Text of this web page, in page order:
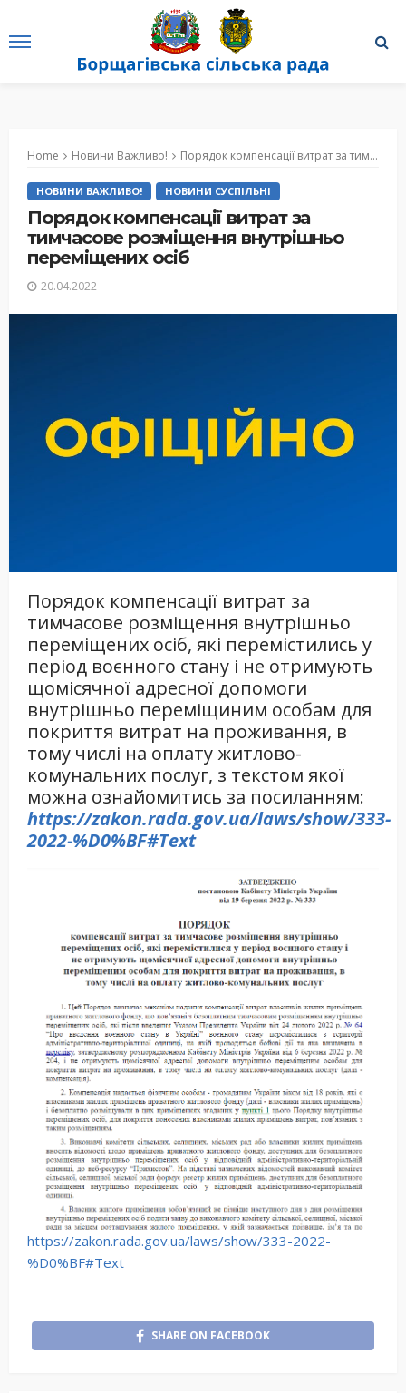
Home Новини Важливо! Порядок компенсації витрат за тимчасове розміщення внутрішньо переміщених осіб
НОВИНИ ВАЖЛИВО! НОВИНИ СУСПІЛЬНІ
Порядок компенсації витрат за
тимчасове розміщення внутрішньо
переміщених осіб
20.04.2022
Порядок компенсації витрат за
тимчасове розміщення внутрішньо
переміщених осіб, які перемістились у
період воєнного стану і не отримують
щомісячної адресної допомоги
внутрішньо переміщиним особам для
покриття витрат на проживання, в
тому числі на оплату житлово-
комунальних послуг, з текстом якої
можна ознайомитись за посиланням:
https://zakon.rada.gov.ua/laws/show/333-
2022-%D0%BF#Text
https://zakon.rada.gov.ua/laws/show/333-2022-
%D0%BF#Text
SHARE ON FACEBOOK